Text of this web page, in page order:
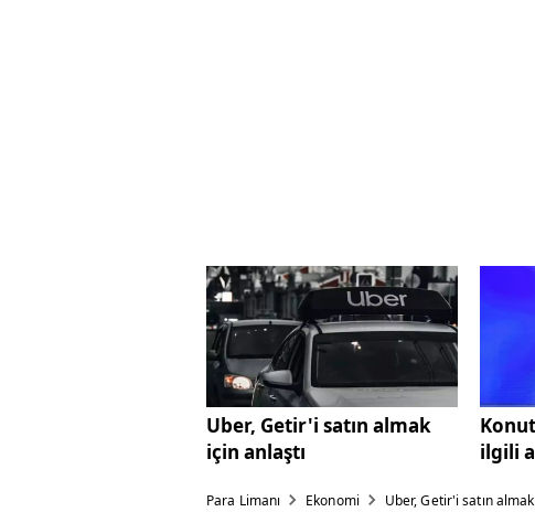
Uber, Getir'i satın almak
için anlaştı
ilgili
Para Limanı Ekonomi Uber, Getir'i satın